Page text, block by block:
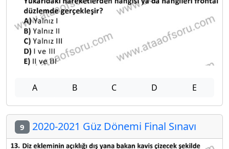
A B C D E
9 2020-2021 Güz Dönemi Final Sınavı